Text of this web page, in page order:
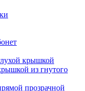
крышкой
из гнутого
прозрачной